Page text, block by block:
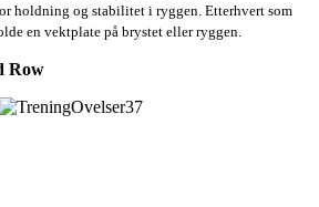
holdning og stabilitet i ryggen. Etterhvert som
en vektplate på brystet eller ryggen.
Row